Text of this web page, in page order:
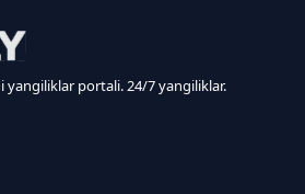
portali. 24/7 yangiliklar.